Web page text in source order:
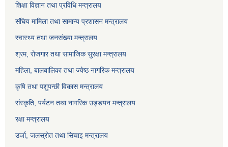
शिक्षा विज्ञान तथा प्रविधि मन्त्रालय
संघिय मामिला तथा सामान्य प्रशासन मन्त्रालय
स्वास्थ्य तथा जनसंख्या मन्त्रालय
श्रम, रोजगार तथा सामाजिक सुरक्षा मन्त्रालय
महिला, बालबालिका तथा ज्येष्ठ नागरिक मन्त्रालय
कृषि तथा पशुपन्छी विकास मन्त्रालय
संस्कृति, पर्यटन तथा नागरिक उड्डयन मन्त्रालय
रक्षा मन्त्रालय
उर्जा, जलस्रोत तथा सिचाइ मन्त्रालय